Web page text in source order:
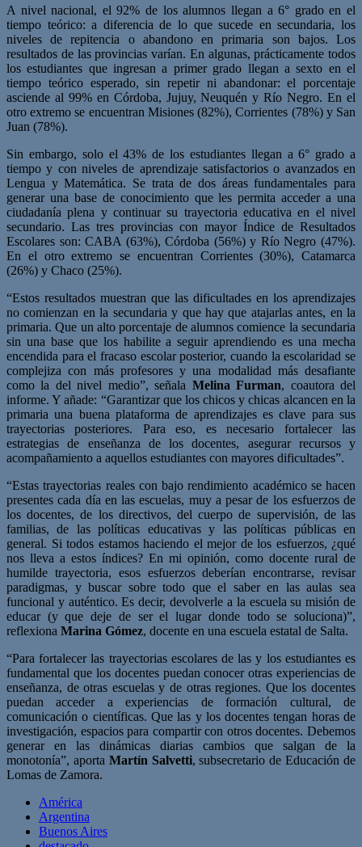
A nivel nacional, el 92% de los alumnos llegan a 6° grado en el
tiempo teórico: a diferencia de lo que sucede en secundaria, los
niveles de repitencia o abandono en primaria son bajos. Los
resultados de las provincias varían. En algunas, prácticamente todos
los estudiantes que ingresan a primer grado llegan a sexto en el
tiempo teórico esperado, sin repetir ni abandonar: el porcentaje
asciende al 99% en Córdoba, Jujuy, Neuquén y Río Negro. En el
otro extremo se encuentran Misiones (82%), Corrientes (78%) y San
Juan (78%).
Sin embargo, solo el 43% de los estudiantes llegan a 6° grado a
tiempo y con niveles de aprendizaje satisfactorios o avanzados en
Lengua y Matemática. Se trata de dos áreas fundamentales para
generar una base de conocimiento que les permita acceder a una
ciudadanía plena y continuar su trayectoria educativa en el nivel
secundario. Las tres provincias con mayor Índice de Resultados
Escolares son: CABA (63%), Córdoba (56%) y Río Negro (47%).
En el otro extremo se encuentran Corrientes (30%), Catamarca
(26%) y Chaco (25%).
“Estos resultados muestran que las dificultades en los aprendizajes
no comienzan en la secundaria y que hay que atajarlas antes, en la
primaria. Que un alto porcentaje de alumnos comience la secundaria
sin una base que los habilite a seguir aprendiendo es una mecha
encendida para el fracaso escolar posterior, cuando la escolaridad se
complejiza con más profesores y una modalidad más desafiante
como la del nivel medio”, señala Melina Furman, coautora del
informe. Y añade: “Garantizar que los chicos y chicas alcancen en la
primaria una buena plataforma de aprendizajes es clave para sus
trayectorias posteriores. Para eso, es necesario fortalecer las
estrategias de enseñanza de los docentes, asegurar recursos y
acompañamiento a aquellos estudiantes con mayores dificultades”.
“Estas trayectorias reales con bajo rendimiento académico se hacen
presentes cada día en las escuelas, muy a pesar de los esfuerzos de
los docentes, de los directivos, del cuerpo de supervisión, de las
familias, de las políticas educativas y las políticas públicas en
general. Si todos estamos haciendo el mejor de los esfuerzos, ¿qué
nos lleva a estos índices? En mi opinión, como docente rural de
humilde trayectoria, esos esfuerzos deberían encontrarse, revisar
paradigmas, y buscar sobre todo que el saber en las aulas sea
funcional y auténtico. Es decir, devolverle a la escuela su misión de
educar (y que deje de ser el lugar donde todo se soluciona)”,
reflexiona Marina Gómez, docente en una escuela estatal de Salta.
“Para fortalecer las trayectorias escolares de las y los estudiantes es
fundamental que los docentes puedan conocer otras experiencias de
enseñanza, de otras escuelas y de otras regiones. Que los docentes
puedan acceder a experiencias de formación cultural, de
comunicación o científicas. Que las y los docentes tengan horas de
investigación, espacios para compartir con otros docentes. Debemos
generar en las dinámicas diarias cambios que salgan de la
monotonía”, aporta Martín Salvetti, subsecretario de Educación de
Lomas de Zamora.
América
Argentina
Buenos Aires